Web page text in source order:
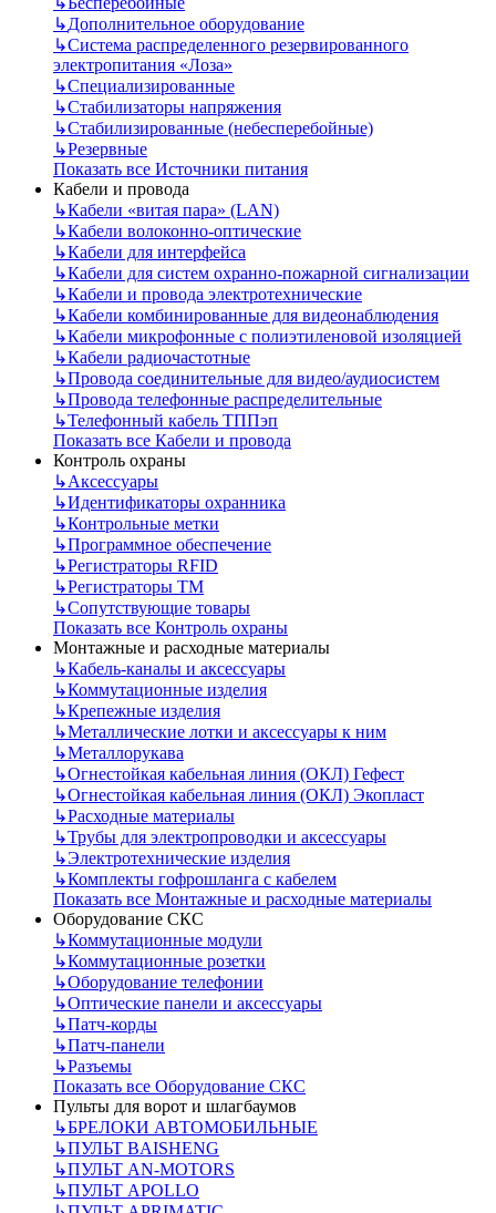
↳Дополнительное оборудование
↳Система распределенного резервированного
электропитания «Лоза»
↳Специализированные
↳Стабилизаторы напряжения
↳Стабилизированные (небесперебойные)
↳Резервные
Показать все Источники питания
Кабели и провода
↳Кабели «витая пара» (LAN)
↳Кабели волоконно-оптические
↳Кабели для интерфейса
↳Кабели для систем охранно-пожарной сигнализации
↳Кабели и провода электротехнические
↳Кабели комбинированные для видеонаблюдения
↳Кабели микрофонные с полиэтиленовой изоляцией
↳Кабели радиочастотные
↳Провода соединительные для видео/аудиосистем
↳Провода телефонные распределительные
↳Телефонный кабель ТППэп
Показать все Кабели и провода
Контроль охраны
↳Аксессуары
↳Идентификаторы охранника
↳Контрольные метки
↳Программное обеспечение
↳Регистраторы RFID
↳Регистраторы ТМ
↳Сопутствующие товары
Показать все Контроль охраны
Монтажные и расходные материалы
↳Кабель-каналы и аксессуары
↳Коммутационные изделия
↳Крепежные изделия
↳Металлические лотки и аксессуары к ним
↳Металлорукава
↳Огнестойкая кабельная линия (ОКЛ) Гефест
↳Огнестойкая кабельная линия (ОКЛ) Экопласт
↳Расходные материалы
↳Трубы для электропроводки и аксессуары
↳Электротехнические изделия
↳Комплекты гофрошланга с кабелем
Показать все Монтажные и расходные материалы
Оборудование СКС
↳Коммутационные модули
↳Коммутационные розетки
↳Оборудование телефонии
↳Оптические панели и аксессуары
↳Патч-корды
↳Патч-панели
↳Разъемы
Показать все Оборудование СКС
Пульты для ворот и шлагбаумов
↳БРЕЛОКИ АВТОМОБИЛЬНЫЕ
↳ПУЛЬТ BAISHENG
↳ПУЛЬТ AN-MOTORS
↳ПУЛЬТ APOLLO